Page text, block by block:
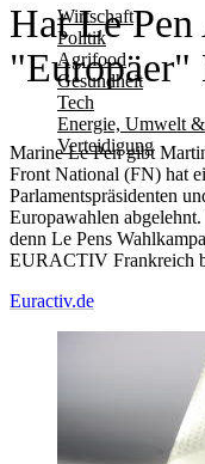
Wirtschaft
Politik
Agrifood
Gesundheit
Tech
Energie, Umwelt
Verteidigung
Hat Le
"Europäer"
Marine Le Pen gibt
Front National (FN) hat
Parlamentspräsidenten
Europawahlen
denn Le Pens
EURACTIV Frankreich
Euractiv.de